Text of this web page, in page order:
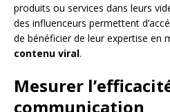
produits ou services dans leurs
des influenceurs permettent
de bénéficier de leur expertise en
contenu viral.
Mesurer
communication